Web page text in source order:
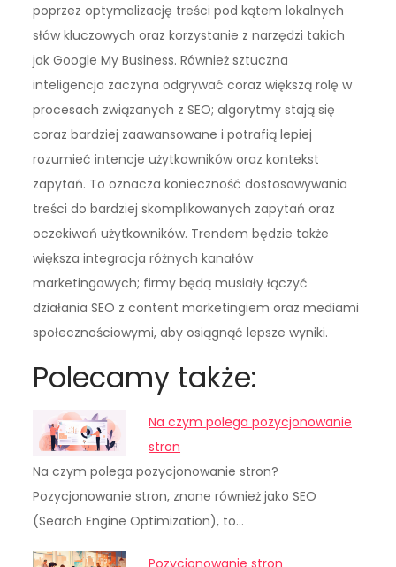
poprzez optymalizację treści pod kątem lokalnych
słów kluczowych oraz korzystanie z narzędzi takich
jak Google My Business. Również sztuczna
inteligencja zaczyna odgrywać coraz większą rolę w
procesach związanych z SEO; algorytmy stają się
coraz bardziej zaawansowane i potrafią lepiej
rozumieć intencje użytkowników oraz kontekst
zapytań. To oznacza konieczność dostosowywania
treści do bardziej skomplikowanych zapytań oraz
oczekiwań użytkowników. Trendem będzie także
większa integracja różnych kanałów
marketingowych; firmy będą musiały łączyć
działania SEO z content marketingiem oraz mediami
społecznościowymi, aby osiągnąć lepsze wyniki.
Polecamy także:
Na czym polega pozycjonowanie
stron
Na czym polega pozycjonowanie stron?
Pozycjonowanie stron, znane również jako SEO
(Search Engine Optimization), to…
Pozycjonowanie stron